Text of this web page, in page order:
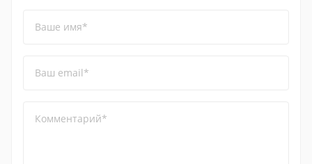
Ваше имя*
Ваш email*
Комментарий*